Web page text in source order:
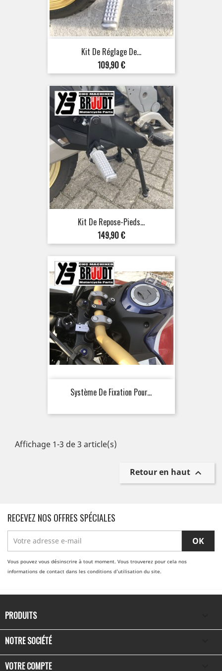
Kit De Réglage De...
Prix
109,90 €
Kit De Repose-Pieds...
Prix
149,90 €
Système De Fixation Pour...
Affichage 1-3 de 3 article(s)
Retour en haut 
RECEVEZ NOS OFFRES SPÉCIALES
Vous pouvez vous désinscrire à tout moment. Vous trouverez pour cela nos
informations de contact dans les conditions d'utilisation du site.
PRODUITS
NOTRE SOCIÉTÉ
VOTRE COMPTE